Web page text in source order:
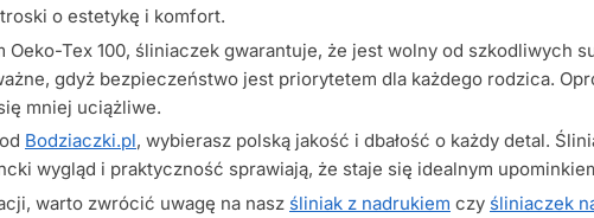
o estetykę i komfort.
Tex 100, śliniaczek gwarantuje, że jest wolny od szkodliwych
gdyż bezpieczeństwo jest priorytetem dla każdego rodzica.
mniej uciążliwe.
Bodziaczki.pl, wybierasz polską jakość i dbałość o każdy detal.
wygląd i praktyczność sprawiają, że staje się idealnym
warto zwrócić uwagę na nasz śliniak z nadrukiem czy śliniaczek